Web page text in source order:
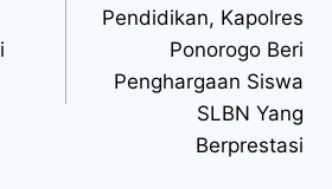
Pendidikan, Kapolres
Ponorogo Beri
Penghargaan Siswa
SLBN Yang
Berprestasi